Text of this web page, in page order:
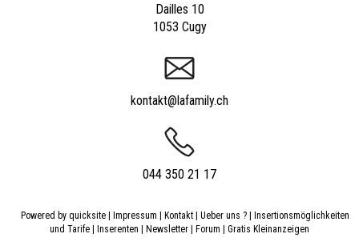
Dailles 10
1053 Cugy
kontakt@lafamily.ch
044 350 21 17
Powered by quicksite | Impressum | Kontakt| Ueber uns ?| Insertionsmöglichkeiten
und Tarife | Inserenten | Newsletter | Forum | Gratis Kleinanzeigen